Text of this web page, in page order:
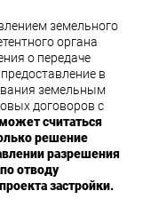
земельного
органа
о передаче
в
земельным
договоров с
считаться
решение
разрешения
отводу
застройки.